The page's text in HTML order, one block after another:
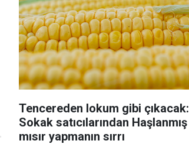
Tencereden lokum gibi çıkacak:
Sokak satıcılarından Haşlanmış
mısır yapmanın sırrı